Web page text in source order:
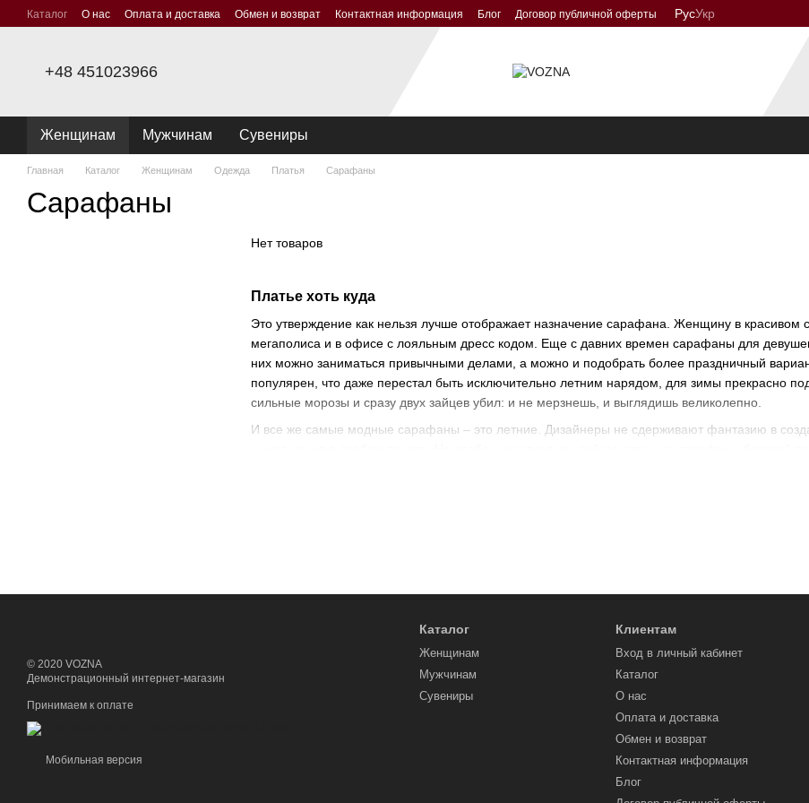
Перейти к основному контенту
Каталог О нас Оплата и доставка Обмен и возврат Контактная информация Блог Договор публичной оферты РусУкр
+48 451023966
Женщинам Мужчинам Сувениры
Главная Каталог Женщинам Одежда Платья Сарафаны
Сарафаны
Платье хоть куда
Это утверждение как нельзя лучше отображает назначение сарафана. Женщину в
мегаполиса и в офисе с лояльным дресс кодом. Еще с давних времен сарафаны для
них можно заниматься привычными делами, а можно и подобрать более праздничный
популярен, что даже перестал быть исключительно летним нарядом, для зимы прекрасно
сильные морозы и сразу двух зайцев убил: и не мерзнешь, и выглядишь великолепно.
И все же самые модные сарафаны – это летние. Дизайнеры не сдерживают фантазию в
Купить женские сарафаны можно в интернет-магазине Vozna.ua. Итальянские сарафаны
недорого качественную одежду - это реальность. В каталоге вы найдете и нарядные
Выберите понравившийся наряд, сделайте заказ и вы обладательница нового сарафана!
Нет товаров
© 2020 VOZNA
Демонстрационный интернет-магазин
Принимаем к оплате
Мобильная версия
Каталог
Женщинам
Мужчинам
Сувениры
Клиентам
Вход в личный кабинет
Каталог
О нас
Оплата и доставка
Обмен и возврат
Контактная информация
Блог